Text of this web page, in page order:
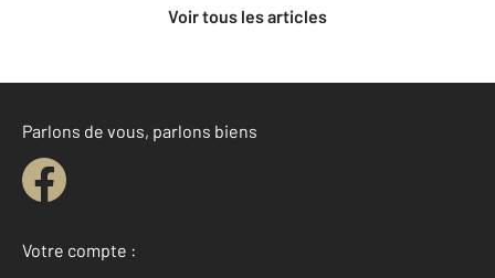
Voir tous les articles
Parlons de vous, parlons biens
Votre compte :